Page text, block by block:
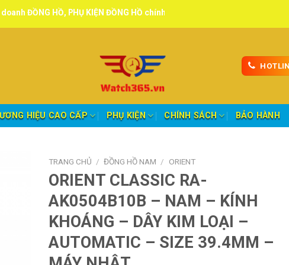
PHỤ KIỆN ĐỒNG HỒ chính hãng, tuyển đại lý, CTV giao hàng toàn quốc.
HIỆU CAO CẤP PHỤ KIỆN CHÍNH SÁCH BẢO HÀNH
TRANG CHỦ / ĐỒNG HỒ NAM / ORIENT
ORIENT CLASSIC RA-
AK0504B10B – NAM – KÍNH
KHOÁNG – DÂY KIM LOẠI –
AUTOMATIC – SIZE 39.4MM –